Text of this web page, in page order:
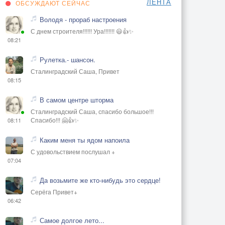
ОБСУЖДАЮТ СЕЙЧАС
08:21
Володя - прораб настроения
С днем строителя!!!!!! Ура!!!!!!! 😃👍✨
08:15
Рулетка.- шансон.
Сталинградский Саша, Привет
08:11
В самом центре шторма
Сталинградский Саша, спасибо большое!!!
Спасибо!!! 🤗👍✨
07:04
Каким меня ты ядом напоила
С удовольствием послушал +
06:42
Да возьмите же кто-нибудь это сердце!
Серёга Привет+
Самое долгое лето...